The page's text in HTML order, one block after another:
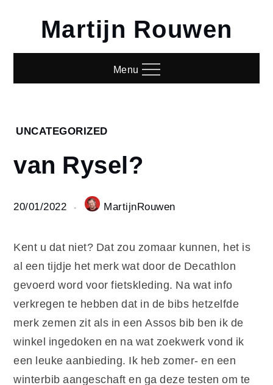
Martijn Rouwen
Menu
Home
van
Rysel?
UNCATEGORIZED
van Rysel?
20/01/2022 MartijnRouwen
Kent u dat niet? Dat zou zomaar kunnen, het is
al een tijdje het merk wat door de Decathlon
gevoerd word voor fietskleding. Na wat info
verkregen te hebben dat in de bibs hetzelfde
merk zemen zit als in een Assos bib ben ik de
winkel ingedoken en na wat zoekwerk vond ik
een leuke aanbieding. Ik heb zomer- en een
winterbib aangeschaft en ga deze testen om te